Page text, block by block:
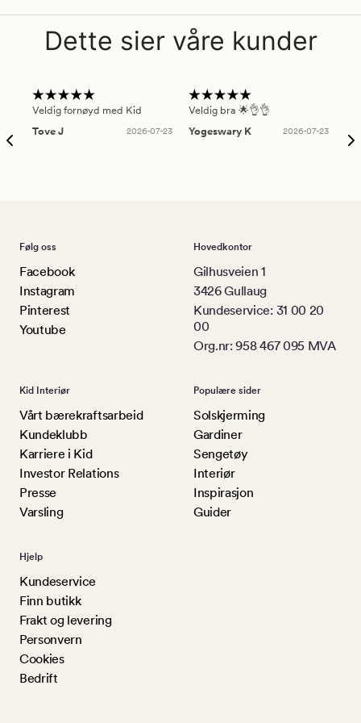
Dette sier våre kunder
Veldig fornøyd med Kid
Tove J
2026-07-23
Veldig bra 🌟👌👌
Yogeswary K
2026-07-23
Følg oss
Facebook
Instagram
Pinterest
Youtube
Hovedkontor
Gilhusveien 1
3426 Gullaug
Kundeservice: 31 00 20
00
Org.nr: 958 467 095 MVA
Kid Interiør
Vårt bærekraftsarbeid
Kundeklubb
Karriere i Kid
Investor Relations
Presse
Varsling
Populære sider
Solskjerming
Gardiner
Sengetøy
Interiør
Inspirasjon
Guider
Hjelp
Kundeservice
Finn butikk
Frakt og levering
Personvern
Cookies
Bedrift